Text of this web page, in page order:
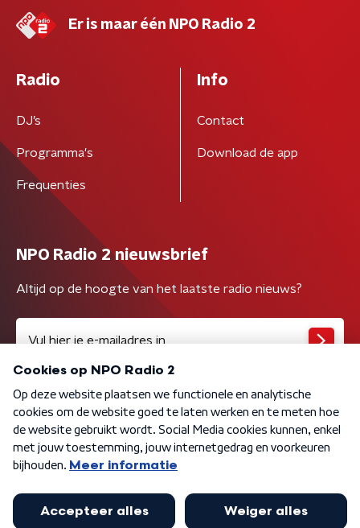
Er is maar één NPO Radio 2
Radio
DJ’s
Programma's
Frequenties
Info
Contact
Download de app
NPO Radio 2 nieuwsbrief
Altijd op de hoogte van het laatste radio nieuws?
Algemene voorwaarden